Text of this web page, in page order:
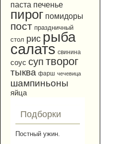
паста печенье
пирог помидоры
пост праздничный
стол рис рыба
салатs свинина
соус суп творог
тыква фарш чечевица
шампиньоны
яйца
Подборки
Постный ужин.